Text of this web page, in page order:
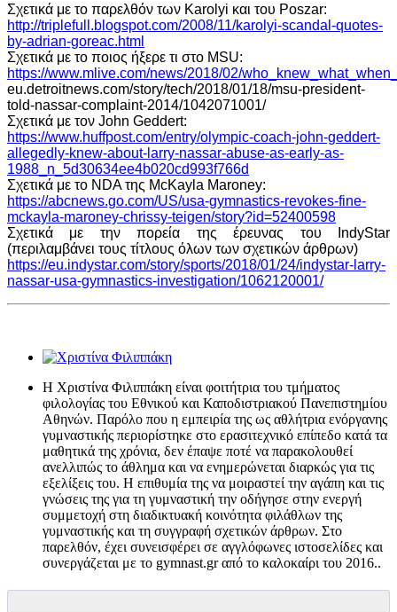
Σχετικά με το παρελθόν των Karolyi και του Poszar:
http://triplefull.blogspot.com/2008/11/karolyi-scandal-quotes-
by-adrian-goreac.html
Σχετικά με το ποιος ήξερε τι στο MSU:
https://www.mlive.com/news/2018/02/
eu.detroitnews.com/story/tech/2018/01/18/msu-president-
told-nassar-complaint-2014/1042071001/
Σχετικά με τον John Geddert:
https://www.huffpost.com/entry/olympic-coach-john-geddert-
allegedly-knew-about-larry-nassar-abuse-as-early-as-
1988_n_5d30634ee4b020cd993f766d
Σχετικά με το NDA της McKayla Maroney:
https://abcnews.go.com/US/usa-gymnastics-revokes-fine-
mckayla-maroney-chrissy-teigen/story?id=52400598
Σχετικά με την πορεία της έρευνας του IndyStar
(περιλαμβάνει τους τίτλους όλων των σχετικών άρθρων)
https://eu.indystar.com/story/sports/2018/01/24/indystar-larry-
nassar-usa-gymnastics-investigation/1062120001/
Η Χριστίνα Φιλιππάκη είναι φοιτήτρια του τμήματος
φιλολογίας του Εθνικού και Καποδιστριακού Πανεπιστημίου
Αθηνών. Παρόλο που η εμπειρία της ως αθλήτρια ενόργανης
γυμναστικής περιορίστηκε στο ερασιτεχνικό επίπεδο κατά τα
μαθητικά της χρόνια, δεν έπαψε ποτέ να παρακολουθεί
ανελλιπώς το άθλημα και να ενημερώνεται διαρκώς για τις
εξελίξεις του. Η επιθυμία της να μοιραστεί την αγάπη και τις
γνώσεις της για τη γυμναστική την οδήγησε στην ενεργή
συμμετοχή στη διαδικτυακή κοινότητα φιλάθλων της
γυμναστικής και τη συγγραφή σχετικών άρθρων. Στο
παρελθόν, έχει συνεισφέρει σε αγγλόφωνες ιστοσελίδες και
συνεργάζεται με το gymnast.gr από το καλοκαίρι του 2016..